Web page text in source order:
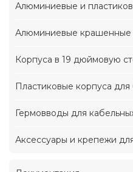
Алюминиевые и
Алюминиевые крашенные
Корпуса в 19 дюймовую
Пластиковые корпуса для
Гермовводы для
Аксессуары и крепежи